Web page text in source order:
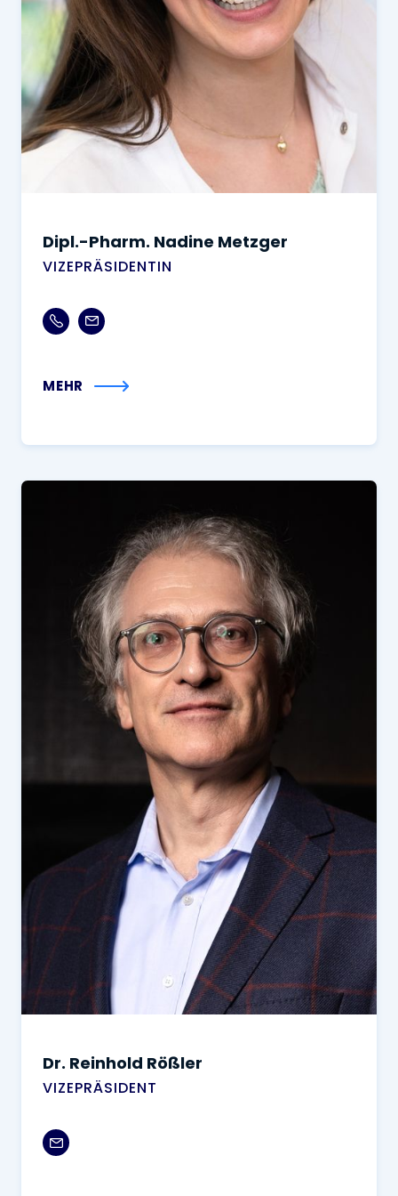
Dipl.-Pharm. Nadine Metzger
VIZEPRÄSIDENTIN
MEHR
Dr. Reinhold Rößler
VIZEPRÄSIDENT